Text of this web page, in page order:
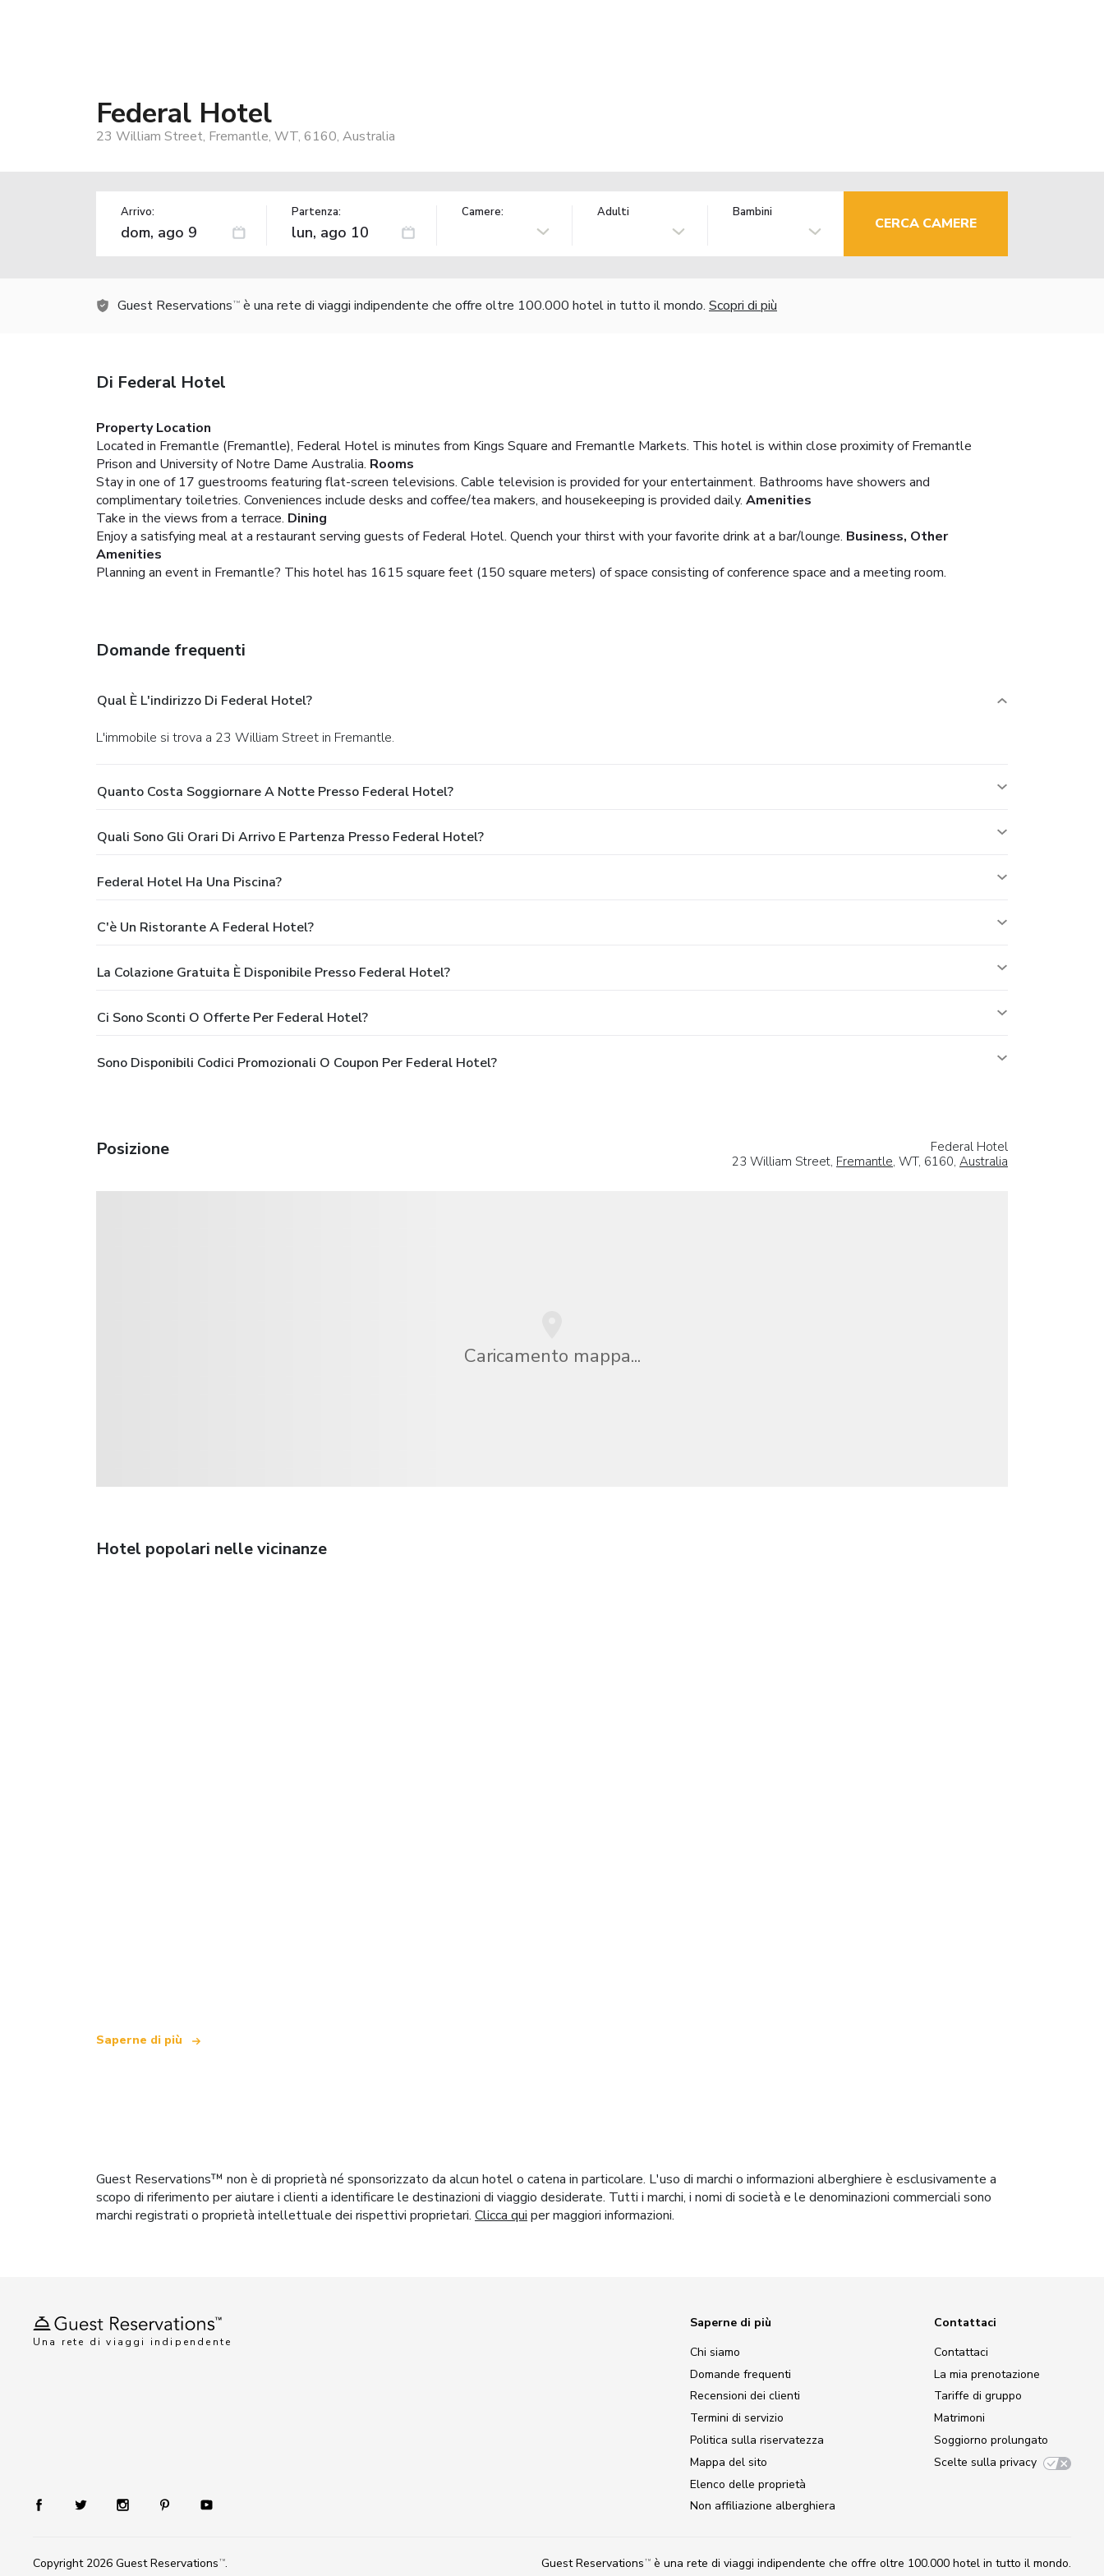
Federal Hotel
23 William Street, Fremantle, WT, 6160, Australia
Arrivo: Partenza: Camere: Adulti Bambini
CERCA CAMERE
Guest Reservations TM è una rete di viaggi indipendente che offre oltre 100.000 hotel in tutto il mondo. Scopri di più
Di Federal Hotel
Property Location
Located in Fremantle (Fremantle), Federal Hotel is minutes from Kings Square and Fremantle Markets. This hotel is within close proximity of Fremantle
Prison and University of Notre Dame Australia. Rooms
Stay in one of 17 guestrooms featuring flat-screen televisions. Cable television is provided for your entertainment. Bathrooms have showers and
complimentary toiletries. Conveniences include desks and coffee/tea makers, and housekeeping is provided daily. Amenities
Take in the views from a terrace. Dining
Enjoy a satisfying meal at a restaurant serving guests of Federal Hotel. Quench your thirst with your favorite drink at a bar/lounge. Business, Other
Amenities
Planning an event in Fremantle? This hotel has 1615 square feet (150 square meters) of space consisting of conference space and a meeting room.
Domande frequenti
Qual È L'indirizzo Di Federal Hotel?
L'immobile si trova a 23 William Street in Fremantle.
Quanto Costa Soggiornare A Notte Presso Federal Hotel?
Quali Sono Gli Orari Di Arrivo E Partenza Presso Federal Hotel?
Federal Hotel Ha Una Piscina?
C'è Un Ristorante A Federal Hotel?
La Colazione Gratuita È Disponibile Presso Federal Hotel?
Ci Sono Sconti O Offerte Per Federal Hotel?
Sono Disponibili Codici Promozionali O Coupon Per Federal Hotel?
Posizione
Federal Hotel
23 William Street, Fremantle, WT, 6160, Australia
Caricamento mappa...
Hotel popolari nelle vicinanze
Saperne di più
Guest Reservations™ non è di proprietà né sponsorizzato da alcun hotel o catena in particolare. L'uso di marchi o informazioni alberghiere è esclusivamente a
scopo di riferimento per aiutare i clienti a identificare le destinazioni di viaggio desiderate. Tutti i marchi, i nomi di società e le denominazioni commerciali sono
marchi registrati o proprietà intellettuale dei rispettivi proprietari. Clicca qui per maggiori informazioni.
Una rete di viaggi indipendente
Saperne di più
Chi siamo
Domande frequenti
Recensioni dei clienti
Termini di servizio
Politica sulla riservatezza
Mappa del sito
Elenco delle proprietà
Non affiliazione alberghiera
Contattaci
Contattaci
La mia prenotazione
Tariffe di gruppo
Matrimoni
Soggiorno prolungato
Scelte sulla privacy
Copyright 2026 Guest Reservations TM. Guest Reservations TM è una rete di viaggi indipendente che offre oltre 100.000 hotel in tutto il mondo.